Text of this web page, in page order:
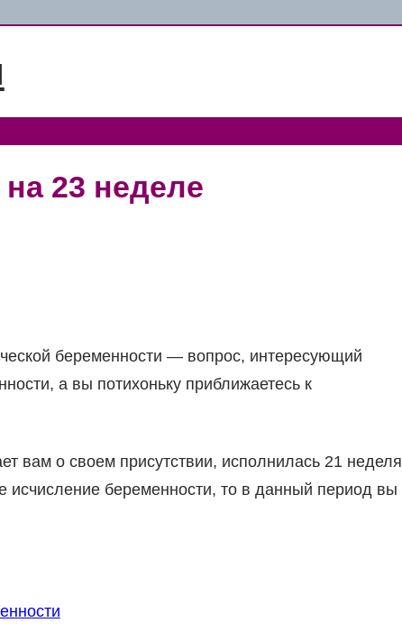
23 неделе
беременности — вопрос, интересующий
а вы потихоньку приближаетесь к
вам о своем присутствии, исполнилась 21 неделя
исчисление беременности, то в данный период вы